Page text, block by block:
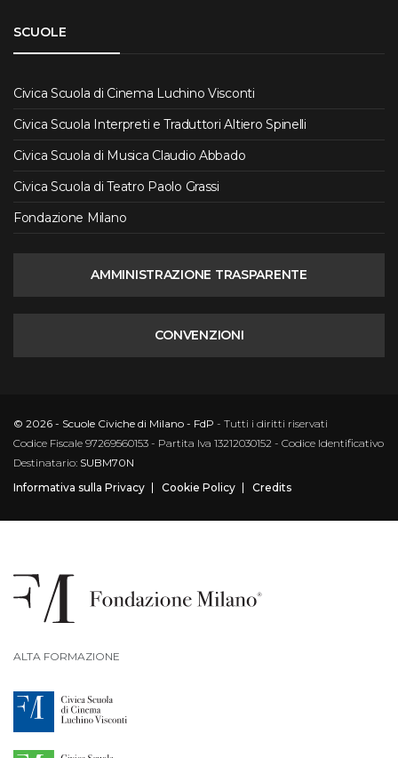
SCUOLE
Civica Scuola di Cinema Luchino Visconti
Civica Scuola Interpreti e Traduttori Altiero Spinelli
Civica Scuola di Musica Claudio Abbado
Civica Scuola di Teatro Paolo Grassi
Fondazione Milano
AMMINISTRAZIONE TRASPARENTE
CONVENZIONI
© 2026 - Scuole Civiche di Milano - FdP - Tutti i diritti riservati
Codice Fiscale 97269560153 - Partita Iva 13212030152 - Codice Identificativo
Destinatario: SUBM70N
Informativa sulla Privacy
Cookie Policy Credits
ALTA FORMAZIONE